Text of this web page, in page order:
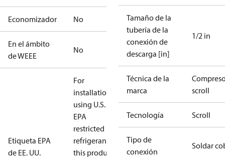
Economizador No
En el ámbito
de WEEE
No
Etiqueta EPA
de EE. UU.
For
installations
using U.S.
EPA
restricted
refrigerants,
this product
Tamaño de la
tubería de la
conexión de
descarga [in]
1/2 in
Técnica de la
marca
scroll
Tecnología Scroll
Tipo de
conexión
Soldar